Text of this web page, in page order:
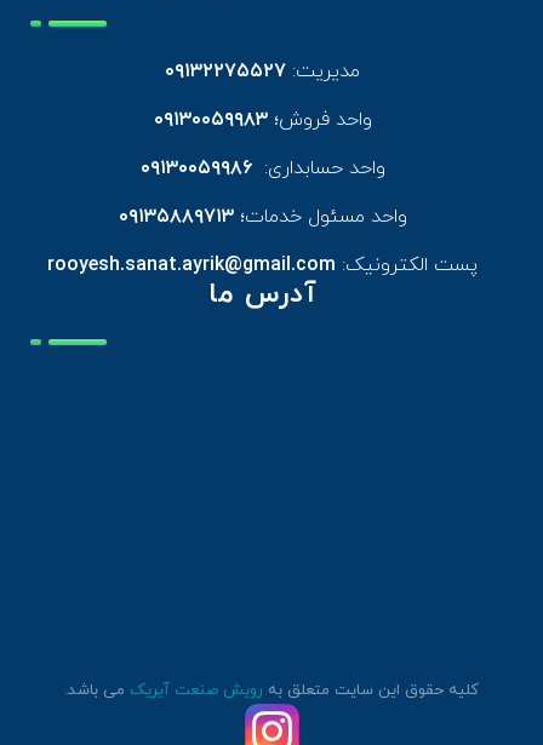
مدیریت: ۰۹۱۳۲۲۷۵۵۲۷
واحد فروش؛۰۹۱۳۰۰۵۹۹۸۳
واحد حسابداری:۰۹۱۳۰۰۵۹۹۸۶
واحد مسئول خدمات؛۰۹۱۳۵۸۸۹۷۱۳
پست الکترونیک: rooyesh.sanat.ayrik@gmail.com
آدرس ما
کلیه حقوق این سایت متعلق به رویش صنعت آیریک می باشد.